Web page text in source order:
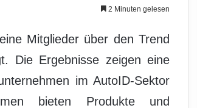
2 Minuten gelesen
Mitglieder über den Trend
Die Ergebnisse zeigen eine
im AutoID-Sektor
bieten Produkte und